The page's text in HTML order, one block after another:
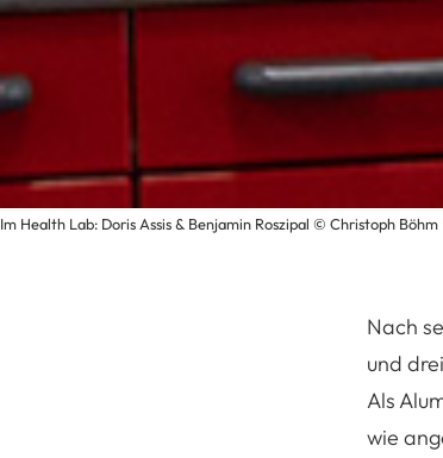
Im Health Lab: Doris Assis & Benjamin Roszipal © Christoph Böhm
Nach
und
Als
wie